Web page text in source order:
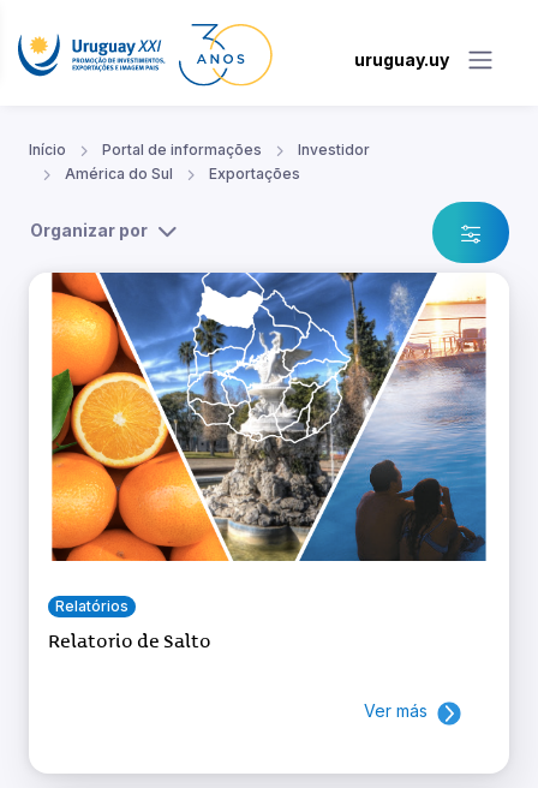
uruguay.uy
Início Portal de informações
Investidor
América do Sul
Exportações
Organizar por
Relatórios
Relatorio de Salto
Ver más